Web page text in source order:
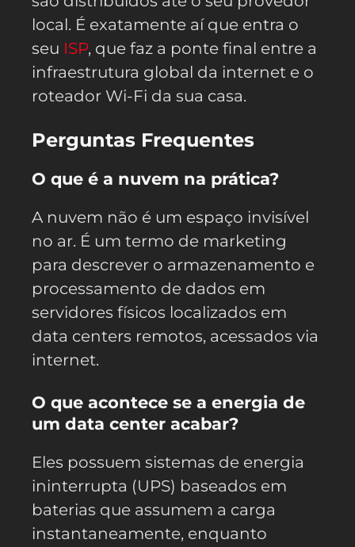
local. É exatamente aí que entra o
seu ISP, que faz a ponte final entre a
infraestrutura global da internet e o
roteador Wi-Fi da sua casa.
Perguntas Frequentes
O que é a nuvem na prática?
A nuvem não é um espaço invisível
no ar. É um termo de marketing
para descrever o armazenamento e
processamento de dados em
servidores físicos localizados em
data centers remotos, acessados via
internet.
O que acontece se a energia de
um data center acabar?
Eles possuem sistemas de energia
ininterrupta (UPS) baseados em
baterias que assumem a carga
instantaneamente, enquanto